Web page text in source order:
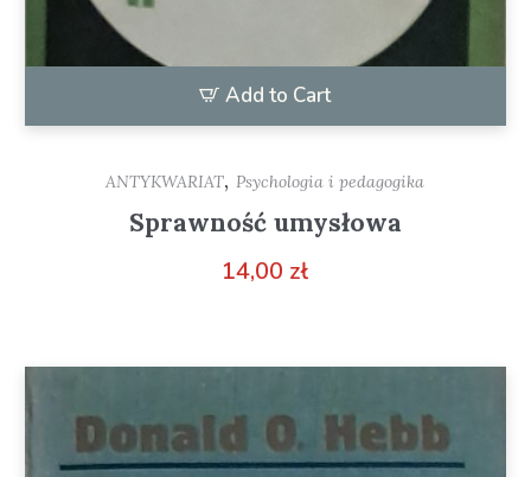
Add to Cart
ANTYKWARIAT, Psychologia i pedagogika
Sprawność umysłowa
14,00 zł